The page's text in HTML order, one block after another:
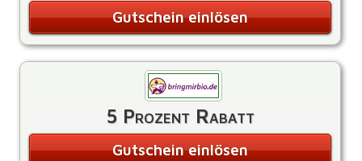
Gutschein einlösen
5 Prozent Rabatt
Gutschein einlösen